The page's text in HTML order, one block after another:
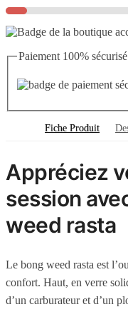
Paiement 100% sécurisé
Fiche Produit
Appréciez
session
weed rasta
Le bong weed rasta est
confort. Haut, en verre
d’un carburateur et d’un